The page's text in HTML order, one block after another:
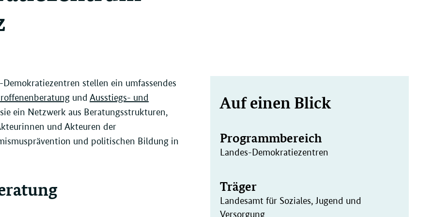
stellen ein umfassendes
und Ausstiegs- und
ein Netzwerk aus Beratungsstrukturen,
und Akteuren der
und politischen Bildung in
Weitere
Auf einen Blick
Programmbereich
Landes-Demokratiezentren
Träger
Landesamt für Soziales, Jugend und
Versorgung